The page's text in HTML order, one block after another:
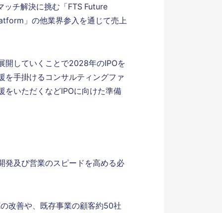
ッチ解決に挑む「FTS Future
」の他業界参入を通じて売上
開していくことで2028年のIPOを
を手掛けるコンサルティングファ
をいただくなどIPOに向けた準備
発及び営業のスピードを高める必
改善や、既存事業の顧客約50社